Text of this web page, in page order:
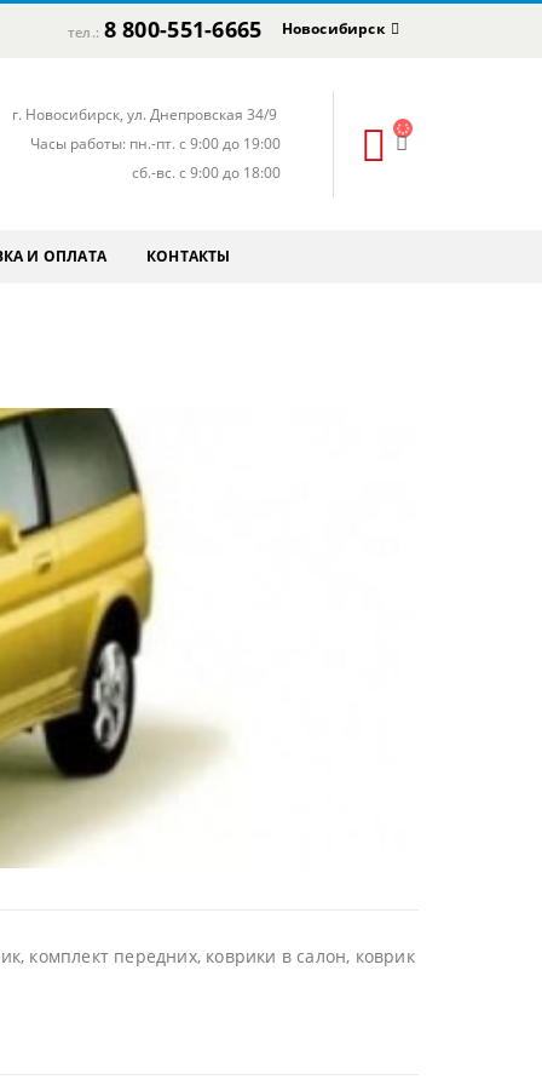
тел.: 8 800-551-6665 Новосибирск
г. Новосибирск, ул. Днепровская 34/9
Часы работы: пн.-пт. с 9:00 до 19:00
сб.-вс. с 9:00 до 18:00
И ОПЛАТА КОНТАКТЫ
комплект передних, коврики в салон, коврик